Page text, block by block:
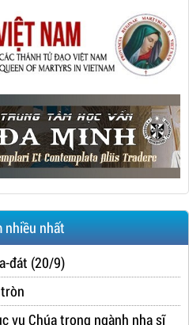
nhiều nhất
đát (20/9)
vụ Chúa trong ngành nha sĩ